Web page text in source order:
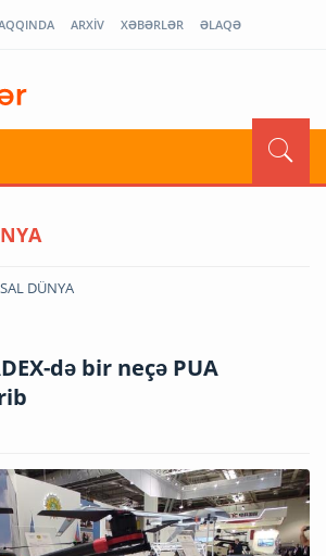
ARXİV XƏBƏRLƏR ƏLAQƏ
DÜNYA
də bir neçə PUA